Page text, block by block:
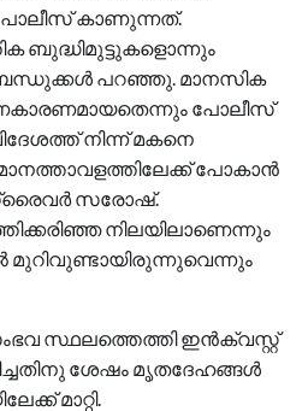
കാണുന്നത്.
ബുദ്ധിമുട്ടുകളൊന്നും
ബന്ധുക്കള്‍ പറഞ്ഞു. മാനസിക
പോലീസ്
നിന്ന് മകനെ
പോകാന്‍
സരോഷ്.
നിലയിലാണെന്നും
മുറിവുണ്ടായിരുന്നുവെന്നും
സ്ഥലത്തെത്തി ഇന്‍ക്വസ്റ്റ്
ശേഷം മൃതദേഹങ്ങള്‍
മാറ്റി.